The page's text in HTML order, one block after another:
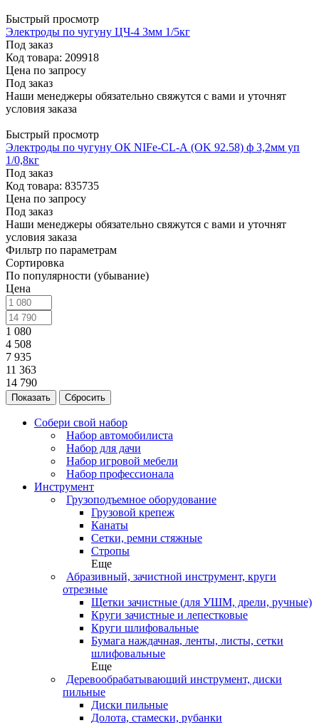
Быстрый просмотр
Электроды по чугуну ЦЧ-4 3мм 1/5кг
Под заказ
Код товара: 209918
Цена по запросу
Под заказ
Наши менеджеры обязательно свяжутся с вами и уточнят
условия заказа
Быстрый просмотр
Электроды по чугуну ОК NIFe-CL-А (OK 92.58) ф 3,2мм уп
1/0,8кг
Под заказ
Код товара: 835735
Цена по запросу
Под заказ
Наши менеджеры обязательно свяжутся с вами и уточнят
условия заказа
Фильтр по параметрам
Сортировка
По популярности (убывание)
Цена
1 080
4 508
7 935
11 363
14 790
Сбросить
Собери свой набор
Набор автомобилиста
Набор для дачи
Набор игровой мебели
Набор профессионала
Инструмент
Грузоподъемное оборудование
Грузовой крепеж
Канаты
Сетки, ремни стяжные
Стропы
Еще
Абразивный, зачистной инструмент, круги
отрезные
Щетки зачистные (для УШМ, дрели, ручные)
Круги зачистные и лепестковые
Круги шлифовальные
Бумага наждачная, ленты, листы, сетки
шлифовальные
Еще
Деревообрабатывающий инструмент, диски
пильные
Диски пильные
Долота, стамески, рубанки